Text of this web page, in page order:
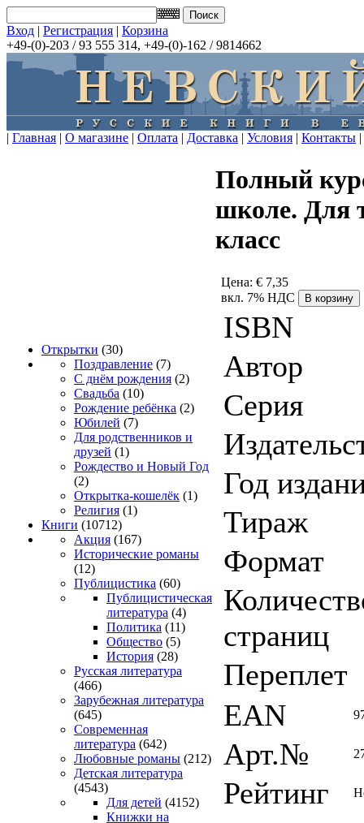
Вход | Регистрация | Корзина
+49-(0)-203 / 93 555 314, +49-(0)-162 / 9814662
| Главная | О магазине | Оплата | Доставка | Условия | Контакты |
Открытки (30)
Поздравление (7)
С днём рождения (2)
Свадьба (10)
Рождение ребёнка (2)
Юбилей (7)
Для родственников и
друзей (1)
Рождество и Новый Год
(2)
Открытка-кошелёк (1)
Религия (1)
Книги (10712)
Акция (167)
Исторические романы
(12)
Публицистика (60)
Публицистическая
литература (4)
Политика (11)
Общество (5)
История (28)
Русская литература
(466)
Зарубежная литература
(645)
Современная
литература (642)
Любовные романы (212)
Детская литература
(4543)
Для детей (4152)
Книжки на
Полный
школе. Для
класс
Цена: € 7,35
вкл. 7% НДС
ISBN
Автор
Серия
Год
Тираж
Формат
страниц
Переплет
EAN
Арт.№
Рейтинг